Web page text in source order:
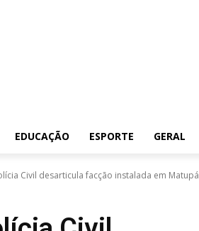
EDUCAÇÃO ESPORTE GERAL
Civil desarticula facção instalada em Matupá